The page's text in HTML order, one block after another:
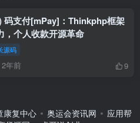
码支付[mPay]：Thinkphp框架
，个人收款开源革命
源码
2年前 9
康复中心 奥运会资讯网
应用帮